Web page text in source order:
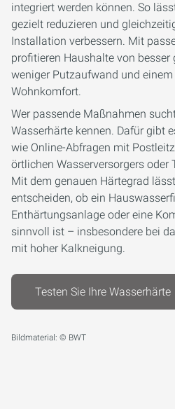
integriert werden können. So
gezielt reduzieren und
Installation verbessern. Mit
profitieren Haushalte von besser
weniger Putzaufwand und
Wohnkomfort.
Wer passende Maßnahmen
Wasserhärte kennen. Dafür gibt
wie Online-Abfragen mit
örtlichen Wasserversorgers oder
Mit dem genauen Härtegrad
entscheiden, ob ein
Enthärtungsanlage oder eine
sinnvoll ist – insbesondere bei
mit hoher Kalkneigung.
Testen Sie Ihre Wasserhärte
Bildmaterial: © BWT